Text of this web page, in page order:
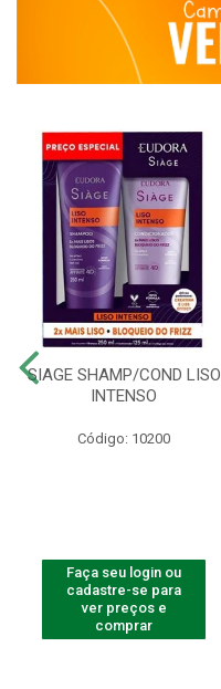
SIAGE SHAMP/COND LISO
INTENSO
Código: 10200
Faça seu login ou
cadastre-se para
ver preços e
comprar